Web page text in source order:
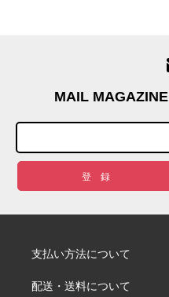
MAIL MAGAZINE
支払い方法について
配送・送料について